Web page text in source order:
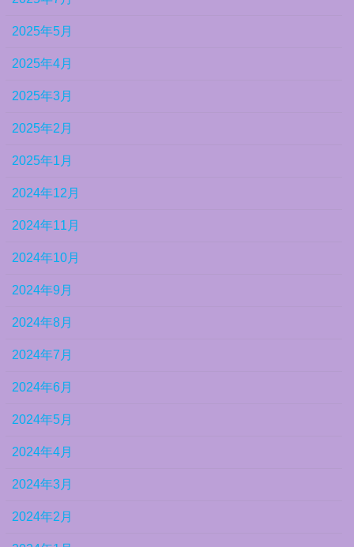
2025年5月
2025年4月
2025年3月
2025年2月
2025年1月
2024年12月
2024年11月
2024年10月
2024年9月
2024年8月
2024年7月
2024年6月
2024年5月
2024年4月
2024年3月
2024年2月